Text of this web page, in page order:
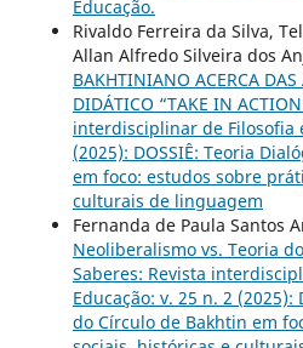
Educação.
Rivaldo Ferreira da Silva,
Allan Alfredo Silveira dos
BAKHTINIANO ACERCA
DIDÁTICO “TAKE IN
interdisciplinar de Filosofia
(2025): DOSSIÊ: Teoria
em foco: estudos sobre
culturais de linguagem
Fernanda de Paula Santos
Neoliberalismo vs. Teoria
Saberes: Revista
Educação: v. 25 n. 2 (2025):
do Círculo de Bakhtin em